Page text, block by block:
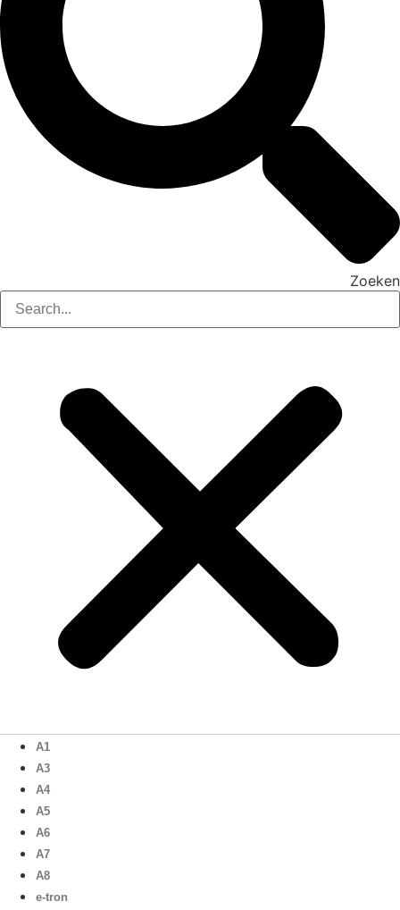
Zoeken
A1
A3
A4
A5
A6
A7
A8
e-tron